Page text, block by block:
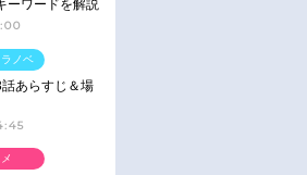
ーワードを解説
話あらすじ＆場
ノベ